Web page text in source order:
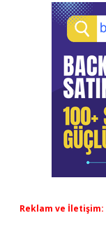
Reklam ve İletişim: